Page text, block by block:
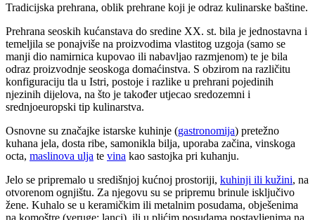
Tradicijska prehrana, oblik prehrane koji je odraz kulinarske baštine.
Prehrana seoskih kućanstava do sredine XX. st. bila je jednostavna i
temeljila se ponajviše na proizvodima vlastitog uzgoja (samo se
manji dio namirnica kupovao ili nabavljao razmjenom) te je bila
odraz proizvodnje seoskoga domaćinstva. S obzirom na različitu
konfiguraciju tla u Istri, postoje i razlike u prehrani pojedinih
njezinih dijelova, na što je također utjecao sredozemni i
srednjoeuropski tip kulinarstva.
Osnovne su značajke istarske kuhinje (gastronomija) pretežno
kuhana jela, dosta ribe, samonikla bilja, uporaba začina, vinskoga
octa, maslinova ulja te vina kao sastojka pri kuhanju.
Jelo se pripremalo u središnjoj kućnoj prostoriji, kuhinji ili kužini, na
otvorenom ognjištu. Za njegovu su se pripremu brinule isključivo
žene. Kuhalo se u keramičkim ili metalnim posudama, obješenima
na komoštre (veruge; lanci), ili u plićim posudama postavljenima na